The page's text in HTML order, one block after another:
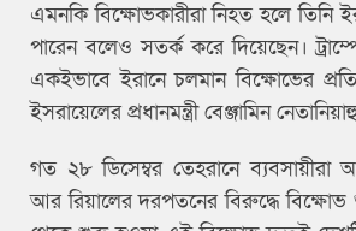
এমনকি বিক্ষোভকারীরা নিহত হলে তিনি
পারেন বলেও সতর্ক করে দিয়েছেন।
একইভাবে ইরানে চলমান বিক্ষোভের
ইসরায়েলের প্রধানমন্ত্রী বেঞ্জামিন
গত ২৮ ডিসেম্বর তেহরানে ব্যবসায়ীরা
আর রিয়ালের দরপতনের বিরুদ্ধে